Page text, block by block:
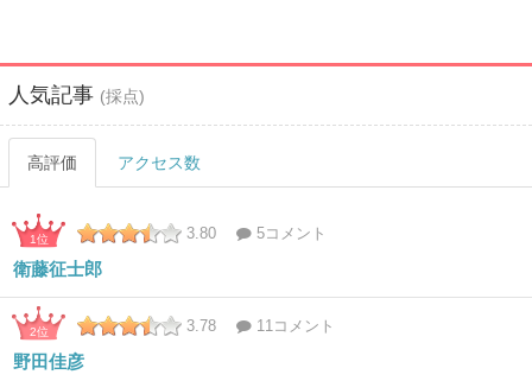
人気記事 (採点)
高評価 アクセス数
1位 3.80 5コメント
衛藤征士郎
2位 3.78 11コメント
野田佳彦